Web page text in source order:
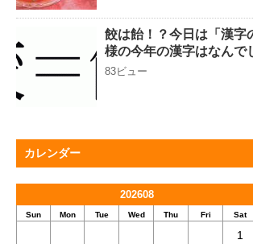
餃は飴！？今日は「漢字
様の今年の漢字はなんで
83ビュー
カレンダー
202608
Sun Mon Tue Wed Thu Fri Sat
1